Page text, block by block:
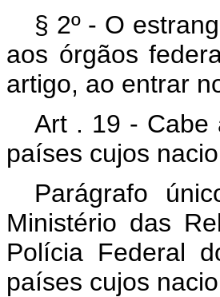
§ 2º - O
aos órgãos
artigo, ao entrar
Art . 19 - Cabe
países cujos
Parágrafo
Ministério das
Polícia Federal
países cujos